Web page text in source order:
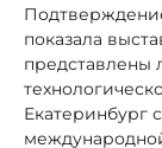
показала
Екатеринбург